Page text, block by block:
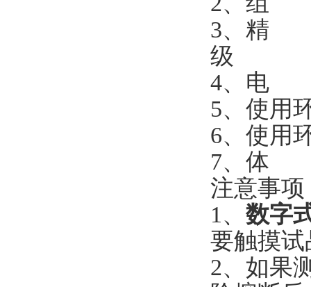
3、精
级
4、电
5、使用
6、使用
7、体
注意事项
1、 数字
要触摸试
2、如果